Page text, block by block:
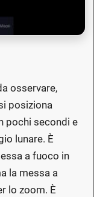
osservare,
posiziona
pochi secondi e
lunare. È
a fuoco in
la messa a
lo zoom. È